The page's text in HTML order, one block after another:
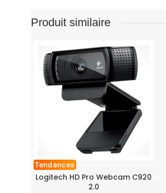
Produit similaire
Tendances
Logitech HD Pro Webcam C920
2.0